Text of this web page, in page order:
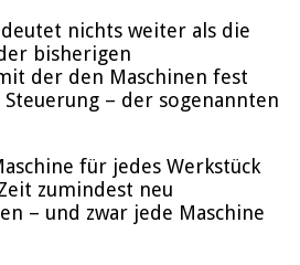
nichts weiter als die
bisherigen
der den Maschinen fest
– der sogenannten
für jedes Werkstück
zumindest neu
– und zwar jede Maschine